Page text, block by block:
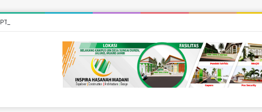
PT Potensi Berkah Madani Salurkan Beras Untuk Kaum Dhuafa & Santuni Anak Yatim di